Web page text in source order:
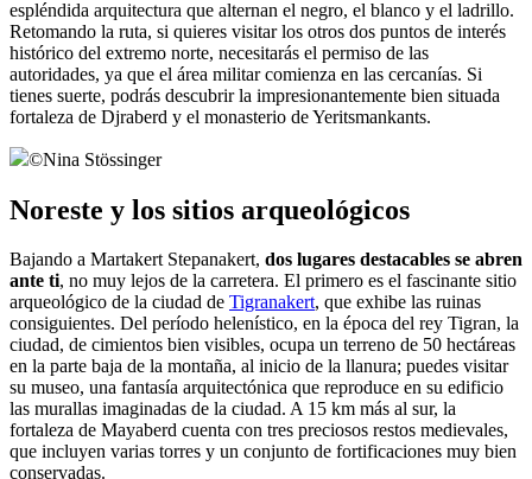
espléndida arquitectura que alternan el negro, el blanco y el ladrillo.
Retomando la ruta, si quieres visitar los otros dos puntos de interés
histórico del extremo norte, necesitarás el permiso de las
autoridades, ya que el área militar comienza en las cercanías. Si
tienes suerte, podrás descubrir la impresionantemente bien situada
fortaleza de Djraberd y el monasterio de Yeritsmankants.
©Nina Stössinger
Noreste y los sitios arqueológicos
Bajando a Martakert Stepanakert, dos lugares destacables se abren
ante ti, no muy lejos de la carretera. El primero es el fascinante sitio
arqueológico de la ciudad de Tigranakert, que exhibe las ruinas
consiguientes. Del período helenístico, en la época del rey Tigran, la
ciudad, de cimientos bien visibles, ocupa un terreno de 50 hectáreas
en la parte baja de la montaña, al inicio de la llanura; puedes visitar
su museo, una fantasía arquitectónica que reproduce en su edificio
las murallas imaginadas de la ciudad. A 15 km más al sur, la
fortaleza de Mayaberd cuenta con tres preciosos restos medievales,
que incluyen varias torres y un conjunto de fortificaciones muy bien
conservadas.